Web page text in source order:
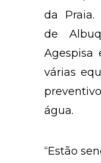
da Praia.
de
Agespisa
várias
água.
“Estão